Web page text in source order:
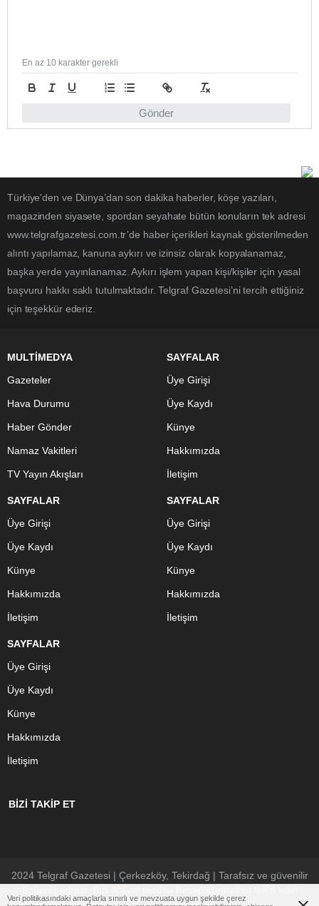
Gönder
En az 10 karakter gerekli
Türkiye'den ve Dünya’dan son dakika haberler, köşe yazıları,
magazinden siyasete, spordan seyahate bütün konuların tek adresi
www.telgrafgazetesi.com.tr’de haber içerikleri kaynak gösterilmeden
alıntı yapılamaz, kanuna aykırı ve izinsiz olarak kopyalanamaz,
başka yerde yayınlanamaz. Aykırı işlem yapan kişi/kişiler için yasal
başvuru hakkı saklı tutulmaktadır. Telgraf Gazetesi’ni tercih ettiğiniz
için teşekkür ederiz.
MULTİMEDYA
Gazeteler
Hava Durumu
Haber Gönder
Namaz Vakitleri
TV Yayın Akışları
SAYFALAR
Üye Girişi
Üye Kaydı
Künye
Hakkımızda
İletişim
SAYFALAR
Üye Girişi
Üye Kaydı
Künye
Hakkımızda
İletişim
SAYFALAR
Üye Girişi
Üye Kaydı
Künye
Hakkımızda
İletişim
SAYFALAR
Üye Girişi
Üye Kaydı
Künye
Hakkımızda
İletişim
BİZİ TAKİP ET
2024 Telgraf Gazetesi | Çerkezköy, Tekirdağ | Tarafsız ve güvenilir
Veri politikasındaki amaçlarla sınırlı ve mevzuata uygun şekilde çerez